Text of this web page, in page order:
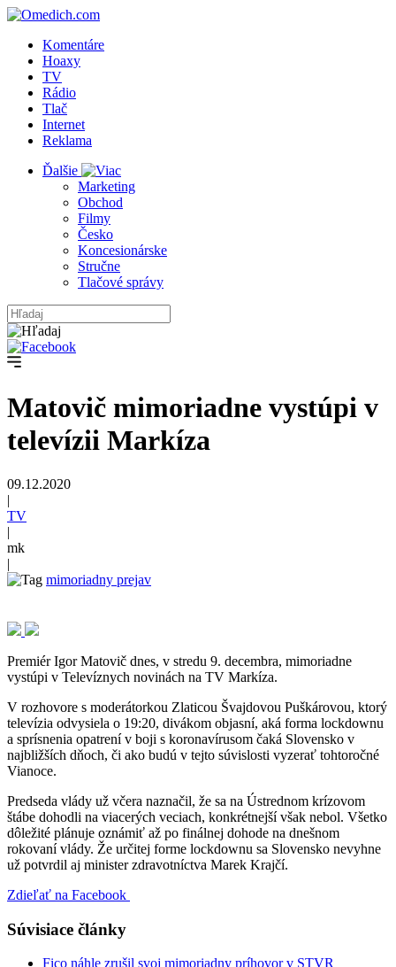
Komentáre
Hoaxy
TV
Rádio
Tlač
Internet
Reklama
Ďalšie
Marketing
Obchod
Filmy
Česko
Koncesionárske
Stručne
Tlačové správy
Matovič mimoriadne vystúpi v
televízii Markíza
09.12.2020
|
TV
|
mk
|
mimoriadny prejav
Premiér Igor Matovič dnes, v stredu 9. decembra, mimoriadne
vystúpi v Televíznych novinách na TV Markíza.
V rozhovore s moderátorkou Zlaticou Švajdovou Puškárovou, ktorý
televízia odvysiela o 19:20, divákom objasní, aká forma lockdownu
a sprísnenia opatrení v boji s koronavírusom čaká Slovensko v
najbližších dňoch, či ako budú v tejto súvislosti vyzerať tohtoročné
Vianoce.
Predseda vlády už včera naznačil, že sa na Ústrednom krízovom
štábe dohodli na viacerých veciach, konkrétnejší však nebol. Všetko
dôležité plánuje oznámiť až po finálnej dohode na dnešnom
rokovaní vlády. Že určitej forme lockdownu sa Slovensko nevyhne
už potvrdil aj minister zdravotníctva Marek Krajčí.
Zdieľať na Facebook
Súvisiace články
Fico náhle zrušil svoj mimoriadny príhovor v STVR